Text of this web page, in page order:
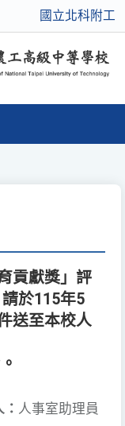
國立北科附工
貢獻獎」評
於115年5
送至本校人
人事室助理員